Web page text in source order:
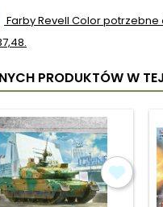
Farby Revell Color
PRODUKTÓW W